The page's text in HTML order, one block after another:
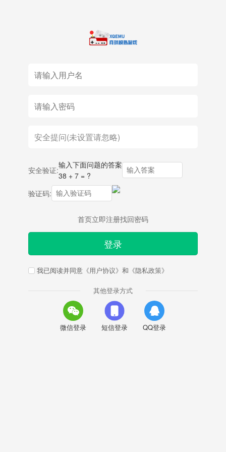
安全验证:
输入下面问题的答案
38 + 7 = ?
验证码:
首页立即注册找回密码
登录
我已阅读并同意 《用户协议》 和 《隐私政策》
其他登录方式
微信登录 短信登录 QQ登录